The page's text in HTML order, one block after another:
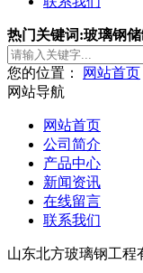
热门关键词:玻璃钢
您的位置： 网站首页
网站导航
网站首页
公司简介
产品中心
新闻资讯
在线留言
联系我们
山东北方玻璃钢工程